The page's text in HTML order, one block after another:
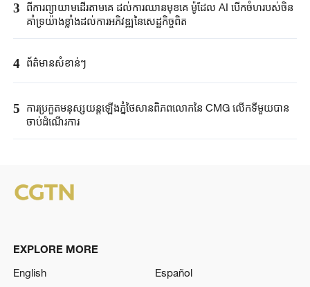
3
ពីការព្យាយាមដើរតាមគេ ដល់ការឈានមុខគេ ម៉ូដែល AI បើកចំហរបស់ចិន
គាំទ្រយ៉ាងខ្លាំងដល់ការអភិវឌ្ឍនៃសេដ្ឋកិច្ចពិត
4 ព័ត៌មានសំខាន់ៗ
5
ការប្រកួតមនុស្សយន្តឡើងភ្នំថៃសានពិភពលោកនៃ CMG លើកទីមួយបាន
ចាប់ដំណើរការ
EXPLORE MORE
English
Español